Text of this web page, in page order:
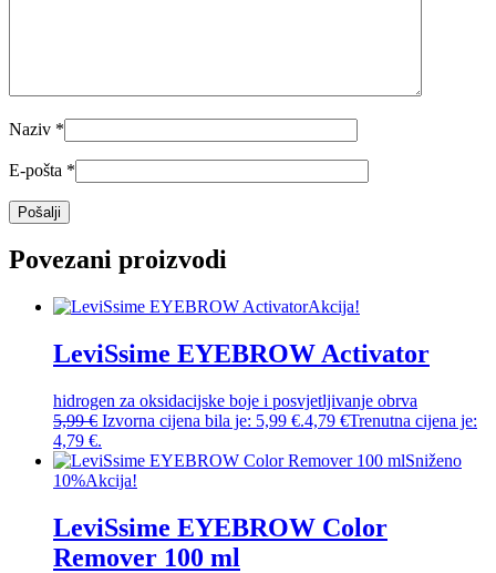
Naziv *
E-pošta *
Povezani proizvodi
Akcija!
LeviSsime EYEBROW Activator
hidrogen za oksidacijske boje i posvjetljivanje obrva
5,99€ Izvorna cijena bila je: 5,99 €.4,79 €Trenutna cijena je:
4,79 €.
Sniženo
10%Akcija!
LeviSsime EYEBROW Color
Remover 100 ml